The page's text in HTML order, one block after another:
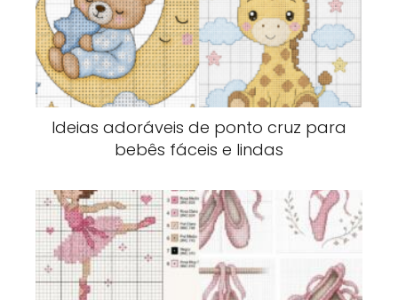
Ideias adoráveis de ponto cruz para
bebês fáceis e lindas